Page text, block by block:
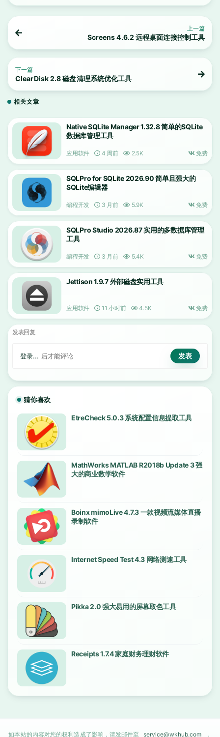
上一篇
Screens 4.6.2 远程桌面连接控制工具
下一篇
ClearDisk 2.8 磁盘清理系统优化工具
相关文章
Native SQLite Manager 1.32.8 简单的SQLite
数据库管理工具
应用软件 4 周前 2.5K 免费
SQLPro for SQLite 2026.90 简单且强大的
SQLite编辑器
编程开发 3 月前 5.9K 免费
SQLPro Studio 2026.87 实用的多数据库管理
工具
编程开发 3 月前 5.4K 免费
Jettison 1.9.7 外部磁盘实用工具
应用软件 11 小时前 4.5K 免费
发表回复
登录... 后才能评论
猜你喜欢
EtreCheck 5.0.3 系统配置信息提取工具
MathWorks MATLAB R2018b Update 3 强
大的商业数学软件
Boinx mimoLive 4.7.3 一款视频流媒体直播
录制软件
Internet Speed Test 4.3 网络测速工具
Pikka 2.0 强大易用的屏幕取色工具
Receipts 1.7.4 家庭财务理财软件
如本站的内容对您的权利造成了影响，请发邮件至 service@wkhub.com ，